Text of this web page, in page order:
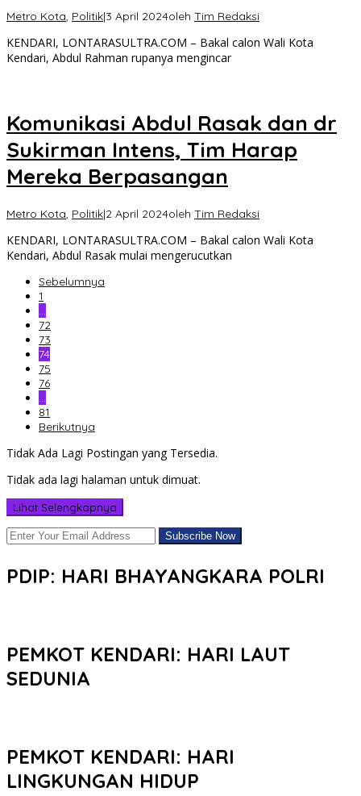
Metro Kota, Politik|3 April 2024oleh Tim Redaksi
KENDARI, LONTARASULTRA.COM – Bakal calon Wali Kota
Kendari, Abdul Rahman rupanya mengincar
Komunikasi Abdul Rasak dan dr
Sukirman Intens, Tim Harap
Mereka Berpasangan
Metro Kota, Politik|2 April 2024oleh Tim Redaksi
KENDARI, LONTARASULTRA.COM – Bakal calon Wali Kota
Kendari, Abdul Rasak mulai mengerucutkan
Sebelumnya
1
…
72
73
74
75
76
…
81
Berikutnya
Tidak Ada Lagi Postingan yang Tersedia.
Tidak ada lagi halaman untuk dimuat.
Lihat Selengkapnya
PDIP: HARI BHAYANGKARA POLRI
PEMKOT KENDARI: HARI LAUT
SEDUNIA
PEMKOT KENDARI: HARI
LINGKUNGAN HIDUP